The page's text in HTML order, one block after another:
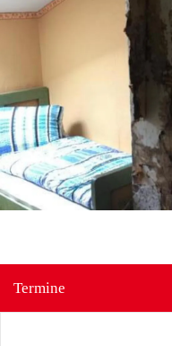
Termine